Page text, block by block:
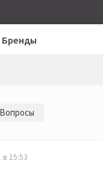
Бренды
Вопросы
в 15:53